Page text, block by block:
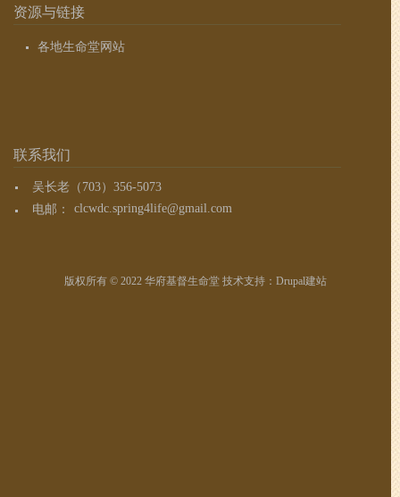
资源与链接
各地生命堂网站
联系我们
吴长老（703）356-5073
电邮：
clcwdc.spring4life@gmail.com
版权所有 © 2022 华府基督生命堂 技术支持： Drupal建站